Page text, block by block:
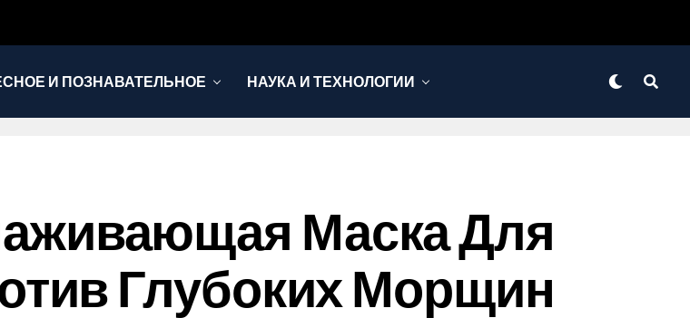
И ПОЗНАВАТЕЛЬНОЕ НАУКА И ТЕХНОЛОГИИ
Маска Для
Глубоких Морщин